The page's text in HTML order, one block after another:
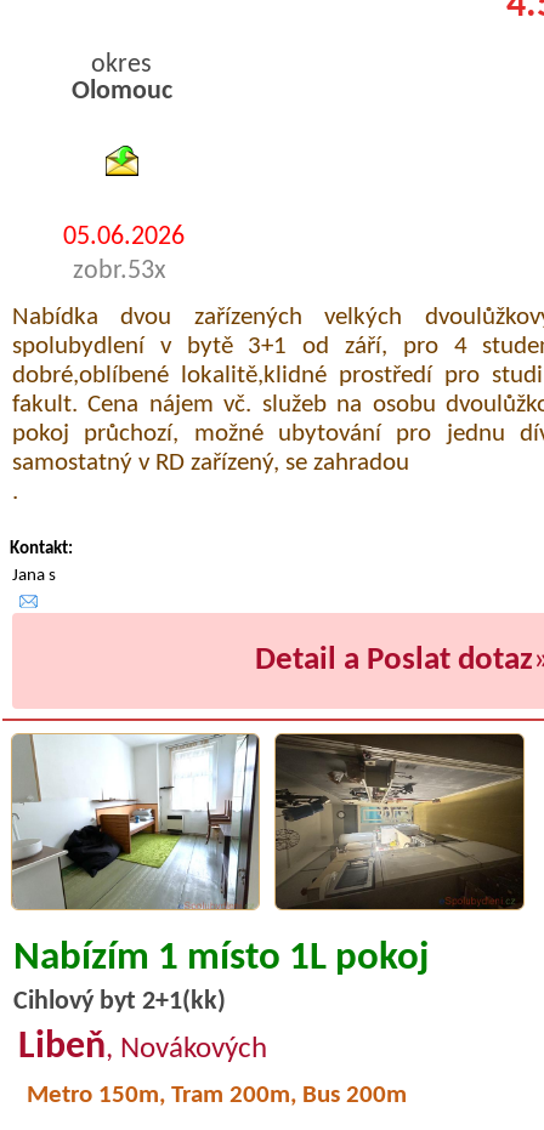
okres
Olomouc
05.06.2026
zobr.53x
Nabídka dvou zařízených velkých
spolubydlení v bytě 3+1 od září, pro 4
dobré,oblíbené lokalitě,klidné prostředí pro
fakult. Cena nájem vč. služeb na osobu
pokoj průchozí, možné ubytování pro jednu
samostatný v RD zařízený, se zahradou
.
Kontakt:
Jana s
Detail a Poslat dotaz
Nabízím 1 místo 1L pokoj
Cihlový byt 2+1(kk)
Libeň, Novákových
Metro 150m, Tram 200m, Bus 200m